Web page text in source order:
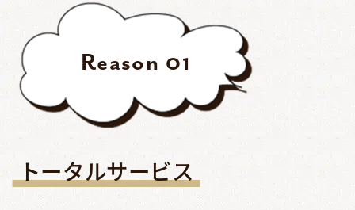
Reason 01
トータルサービス